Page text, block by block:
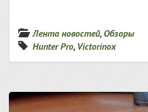
Лента новостей, Обзоры
Hunter Pro, Victorinox